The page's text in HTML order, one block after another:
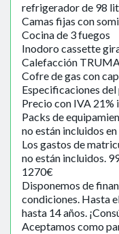
refrigerador de 98
Camas fijas con
Cocina de 3 fuegos
Inodoro cassette
Calefacción
Cofre de gas con
Especificaciones
Precio con IVA 21%
Packs de
no están incluidos
Los gastos de
no están incluidos.
1270€
Disponemos de
condiciones. Hasta
hasta 14 años.
Aceptamos como